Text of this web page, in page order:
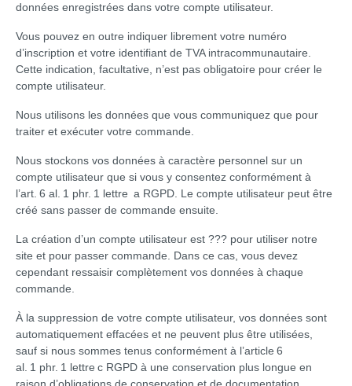
données enregistrées dans votre compte utilisateur.
Vous pouvez en outre indiquer librement votre numéro
d’inscription et votre identifiant de TVA intracommunautaire.
Cette indication, facultative, n’est pas obligatoire pour créer le
compte utilisateur.
Nous utilisons les données que vous communiquez que pour
traiter et exécuter votre commande.
Nous stockons vos données à caractère personnel sur un
compte utilisateur que si vous y consentez conformément à
l’art. 6 al. 1 phr. 1 lettre a RGPD. Le compte utilisateur peut être
créé sans passer de commande ensuite.
La création d’un compte utilisateur est ??? pour utiliser notre
site et pour passer commande. Dans ce cas, vous devez
cependant ressaisir complètement vos données à chaque
commande.
À la suppression de votre compte utilisateur, vos données sont
automatiquement effacées et ne peuvent plus être utilisées,
sauf si nous sommes tenus conformément à l’article 6
al. 1 phr. 1 lettre c RGPD à une conservation plus longue en